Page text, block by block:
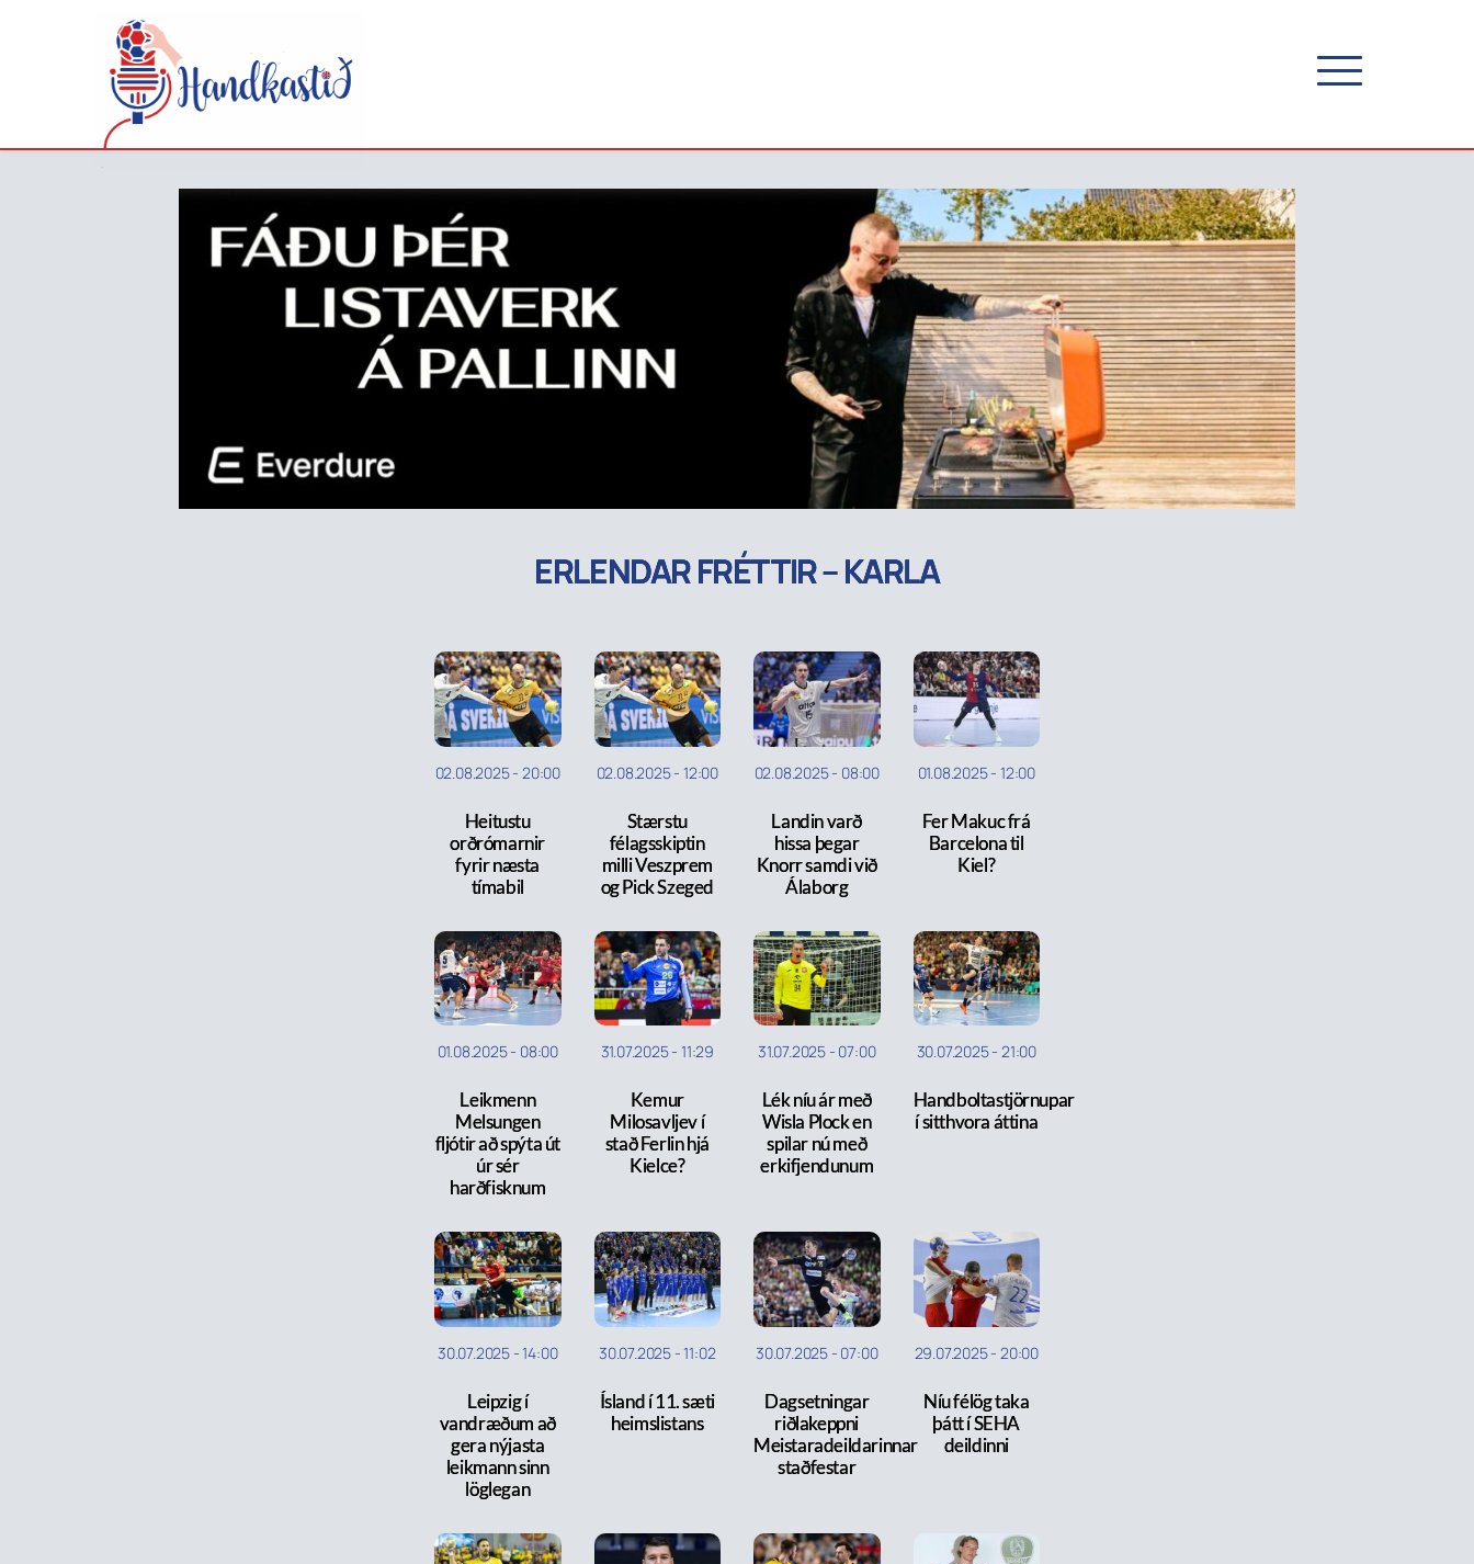
ERLENDAR FRÉTTIR – KARLA
02.08.2025- 20:00
Heitustu
orðrómarnir
fyrir næsta
tímabil
02.08.2025- 12:00
Stærstu
félagsskiptin
milli Veszprem
og Pick Szeged
02.08.2025- 08:00
Landin varð
hissa þegar
Knorr samdi við
Álaborg
01.08.2025- 12:00
Fer Makuc frá
Barcelona til
Kiel?
01.08.2025- 08:00
Leikmenn
Melsungen
fljótir að spýta út
úr sér
harðfisknum
31.07.2025- 11:29
Kemur
Milosavljev í
stað Ferlin hjá
Kielce?
31.07.2025 - 07:00
Lék níu ár með
Wisla Plock en
spilar nú með
erkifjendunum
30.07.2025- 21:00
Handboltastjörnupar
í sitthvora áttina
30.07.2025 -14:00
Leipzig í
vandræðum að
gera nýjasta
leikmann sinn
löglegan
30.07.2025 -11:02
Ísland í 11. sæti
heimslistans
30.07.2025 - 07:00
Dagsetningar
riðlakeppni
Meistaradeildarinnar
staðfestar
29.07.2025- 20:00
Níu félög taka
þátt í SEHA
deildinni